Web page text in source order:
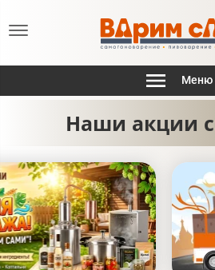
Меню
Наши акции